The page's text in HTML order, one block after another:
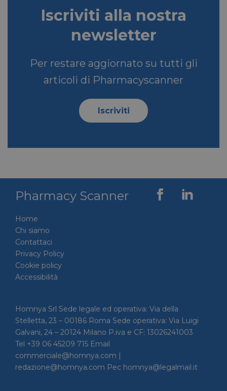
Iscriviti alla nostra
newsletter
Per restare aggiornato su tutti gli
articoli di Pharmacyscanner
Iscriviti
Pharmacy Scanner
Home
Chi siamo
Contattaci
Privacy Policy
Cookie policy
Accessibilità
Homnya Srl Sede legale ed operativa: Via della
Stelletta, 23 – 00186 Roma Sede operativa: Via Luigi
Galvani, 24 – 20124 Milano P.iva e CF: 13026241003
Tel +39 06 45209 715 Email
commerciale@homnya.com |
redazione@homnya.com Pec homnya@legalmail.it
VISITOR_PRIVACY_METADATA
YouTube
.youtube.com